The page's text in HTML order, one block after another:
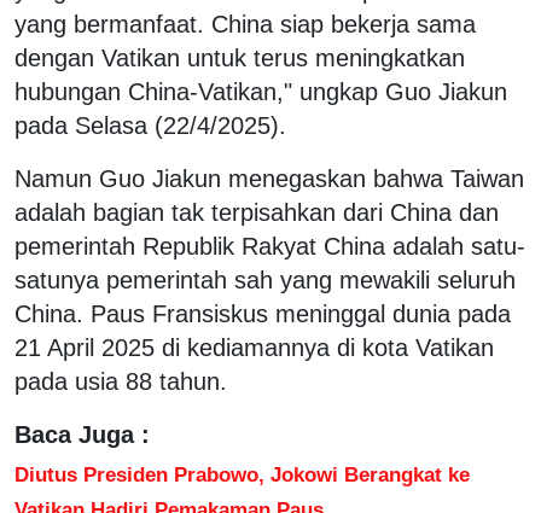
yang bermanfaat. China siap bekerja sama
dengan Vatikan untuk terus meningkatkan
hubungan China-Vatikan," ungkap Guo Jiakun
pada Selasa (22/4/2025).
Namun Guo Jiakun menegaskan bahwa Taiwan
adalah bagian tak terpisahkan dari China dan
pemerintah Republik Rakyat China adalah satu-
satunya pemerintah sah yang mewakili seluruh
China. Paus Fransiskus meninggal dunia pada
21 April 2025 di kediamannya di kota Vatikan
pada usia 88 tahun.
Baca Juga :
Diutus Presiden Prabowo, Jokowi Berangkat ke